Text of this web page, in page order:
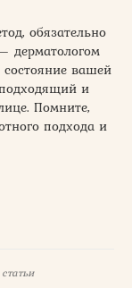
обязательно
дерматологом
вашей
и
Помните,
подхода и